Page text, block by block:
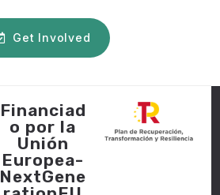
Get Involved
Financiad
o por la
Unión
Europea-
NextGene